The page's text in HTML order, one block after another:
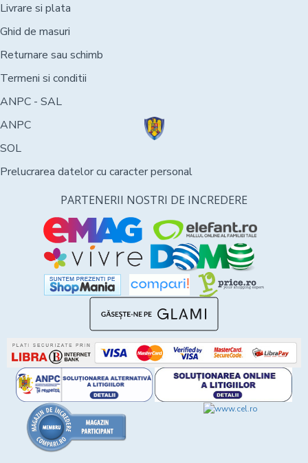
Livrare si plata
Ghid de masuri
Returnare sau schimb
Termeni si conditii
ANPC - SAL
ANPC
SOL
Prelucrarea datelor cu caracter personal
PARTENERII NOSTRI DE INCREDERE